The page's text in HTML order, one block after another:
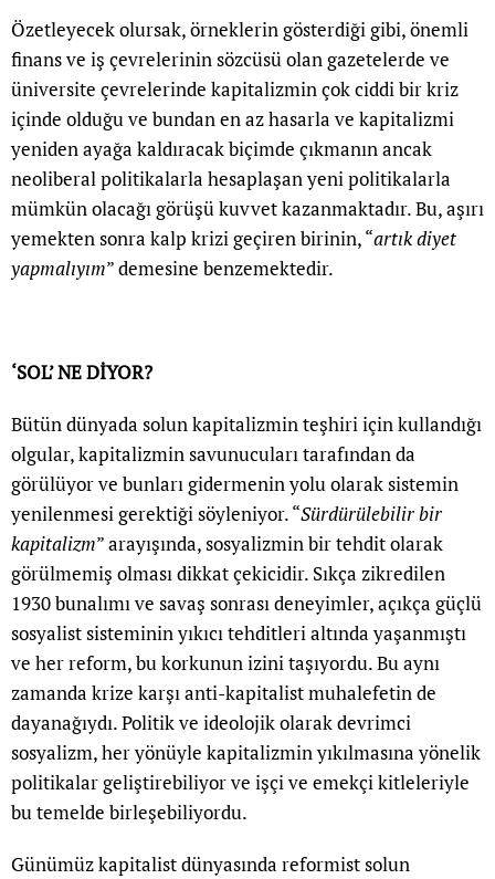
Özetleyecek olursak, örneklerin gösterdiği gibi, önemli
finans ve iş çevrelerinin sözcüsü olan gazetelerde ve
üniversite çevrelerinde kapitalizmin çok ciddi bir kriz
içinde olduğu ve bundan en az hasarla ve kapitalizmi
yeniden ayağa kaldıracak biçimde çıkmanın ancak
neoliberal politikalarla hesaplaşan yeni politikalarla
mümkün olacağı görüşü kuvvet kazanmaktadır. Bu, aşırı
yemekten sonra kalp krizi geçiren birinin, “artık diyet
yapmalıyım” demesine benzemektedir.
‘SOL’ NE DİYOR?
Bütün dünyada solun kapitalizmin teşhiri için kullandığı
olgular, kapitalizmin savunucuları tarafından da
görülüyor ve bunları gidermenin yolu olarak sistemin
yenilenmesi gerektiği söyleniyor. “Sürdürülebilir bir
kapitalizm” arayışında, sosyalizmin bir tehdit olarak
görülmemiş olması dikkat çekicidir. Sıkça zikredilen
1930 bunalımı ve savaş sonrası deneyimler, açıkça güçlü
sosyalist sisteminin yıkıcı tehditleri altında yaşanmıştı
ve her reform, bu korkunun izini taşıyordu. Bu aynı
zamanda krize karşı anti-kapitalist muhalefetin de
dayanağıydı. Politik ve ideolojik olarak devrimci
sosyalizm, her yönüyle kapitalizmin yıkılmasına yönelik
politikalar geliştirebiliyor ve işçi ve emekçi kitleleriyle
bu temelde birleşebiliyordu.
Günümüz kapitalist dünyasında reformist solun